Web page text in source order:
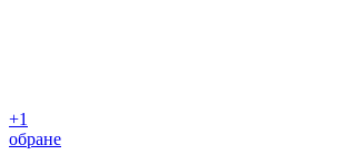
+1
обране